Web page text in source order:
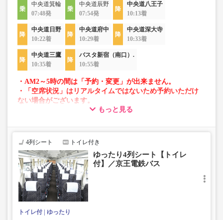
中央道箕輪
07:48発
中央道辰野
07:54発
中央道八王子
10:13着
中央道日野
10:22着
中央道府中
10:29着
中央道深大寺
10:33着
中央道三鷹
10:35着
バスタ新宿（南口）.
10:55着
・AM2～5時の間は「予約・変更」が出来ません。
・「空席状況」はリアルタイムではないため予約いただけ
ない場合がございます。
・車両は予告なく変更となる場合がございます。これに伴
で、あらかじめご了承ください。
もっと見る
4列シート トイレ付き
ゆったり4列シート【トイレ
付】／京王電鉄バス
トイレ付 ゆったり